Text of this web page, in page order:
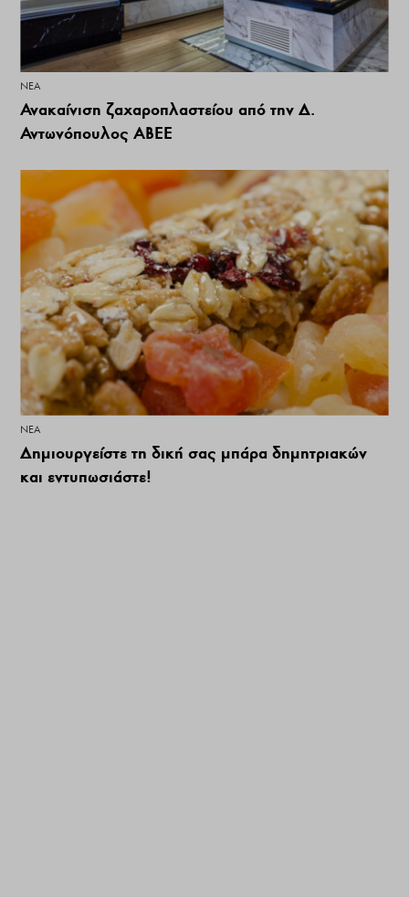
ΝΕΑ
Ανακαίνιση ζαχαροπλαστείου από την Δ.
Αντωνόπουλος ΑΒΕΕ
ΝΕΑ
Δημιουργείστε τη δική σας μπάρα δημητριακών
και εντυπωσιάστε!